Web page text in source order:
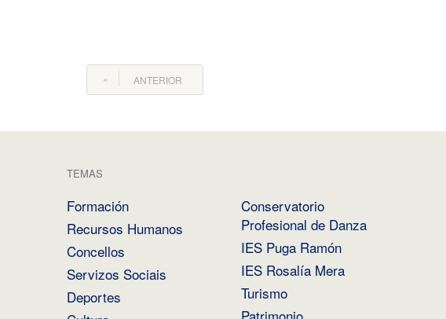
ANTERIOR
TEMAS
Formación
Recursos Humanos
Concellos
Servizos Sociais
Deportes
Conservatorio
Profesional de Danza
IES Puga Ramón
IES Rosalía Mera
Turismo